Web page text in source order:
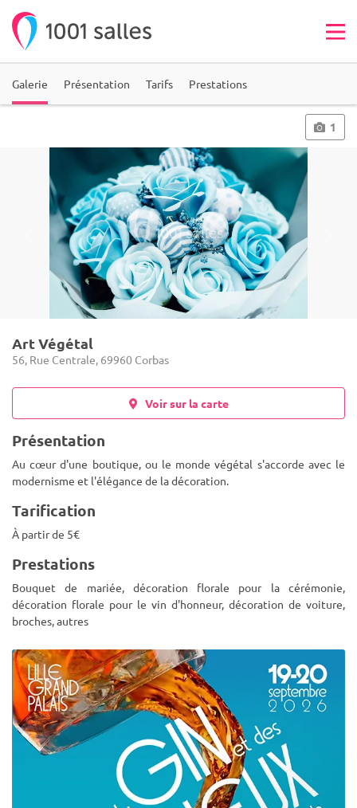
Galerie Présentation Tarifs Prestations
1
Art Végétal
56, Rue Centrale, 69960 Corbas
Voir sur la carte
Présentation
Au cœur d'une boutique, ou le monde végétal s'accorde avec le
modernisme et l'élégance de la décoration.
Tarification
À partir de 5€
Prestations
Bouquet de mariée, décoration florale pour la cérémonie,
décoration florale pour le vin d'honneur, décoration de voiture,
broches, autres